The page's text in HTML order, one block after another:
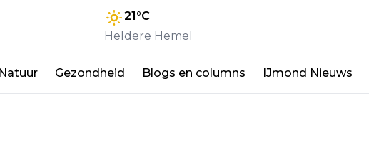
21°C
Heldere Hemel
Natuur Gezondheid Blogs en columns IJmond Nieuws